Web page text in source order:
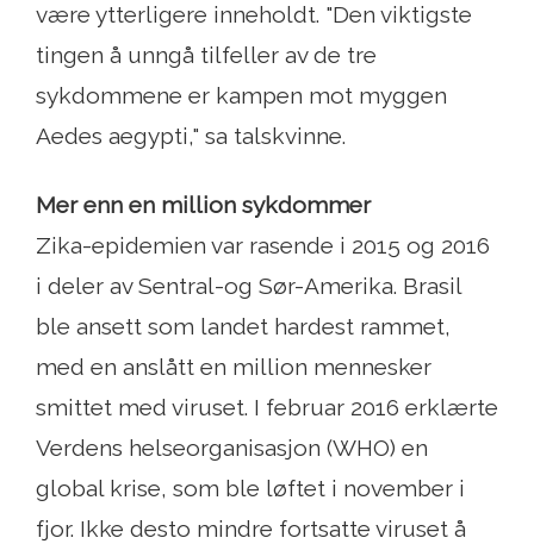
være ytterligere inneholdt. "Den viktigste
tingen å unngå tilfeller av de tre
sykdommene er kampen mot myggen
Aedes aegypti," sa talskvinne.
Mer enn en million sykdommer
Zika-epidemien var rasende i 2015 og 2016
i deler av Sentral-og Sør-Amerika. Brasil
ble ansett som landet hardest rammet,
med en anslått en million mennesker
smittet med viruset. I februar 2016 erklærte
Verdens helseorganisasjon (WHO) en
global krise, som ble løftet i november i
fjor. Ikke desto mindre fortsatte viruset å